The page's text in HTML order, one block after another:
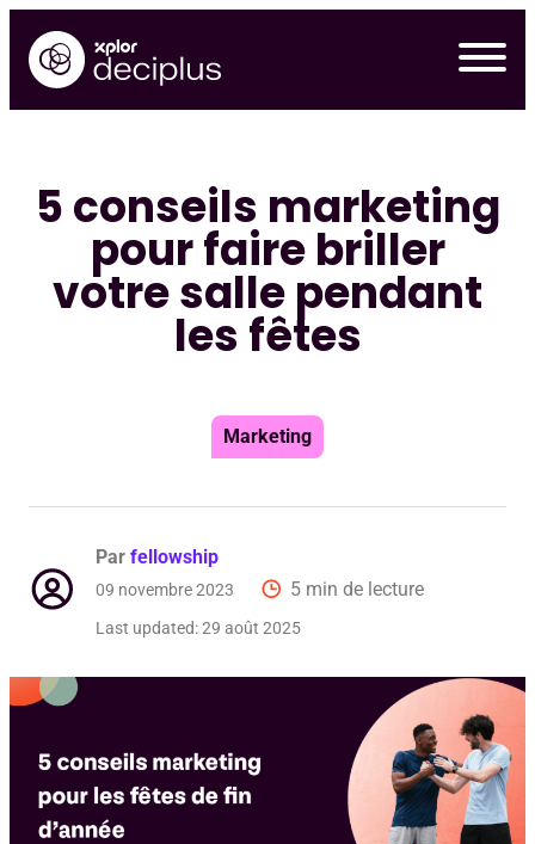
content
5 conseils marketing
pour faire briller
votre salle pendant
les fêtes
Marketing
Par fellowship
09 novembre 2023 5 min de lecture
Last updated:29 août 2025